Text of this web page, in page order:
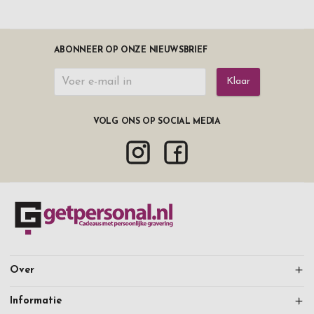
ABONNEER OP ONZE NIEUWSBRIEF
Klaar
VOLG ONS OP SOCIAL MEDIA
Over
Informatie